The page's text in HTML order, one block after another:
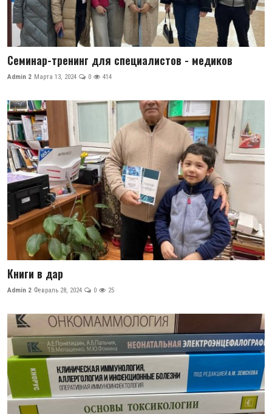
Семинар-тренинг для специалистов - медиков
Admin 2 Марта 13, 2024 0 414
Книги в дар
Admin 2 Февраль 28, 2024 0 25